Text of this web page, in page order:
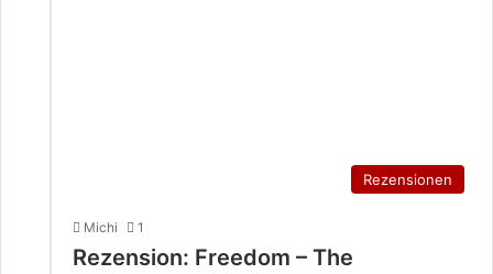
Rezensionen
Michi 1
Rezension: Freedom – The